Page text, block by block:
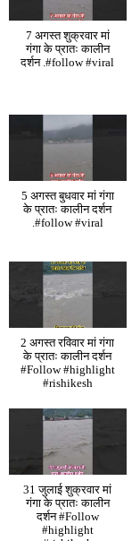
7 अगस्त शुक्रवार मां
गंगा के प्रातः कालीन
दर्शन .#follow #viral
5 अगस्त बुधवार मां गंगा
के प्रातः कालीन दर्शन
.#follow #viral
2 अगस्त रविवार मां गंगा
के प्रातः कालीन दर्शन
#Follow #highlight
#rishikesh
31 जुलाई शुक्रवार मां
गंगा के प्रातः कालीन
दर्शन #Follow
#highlight